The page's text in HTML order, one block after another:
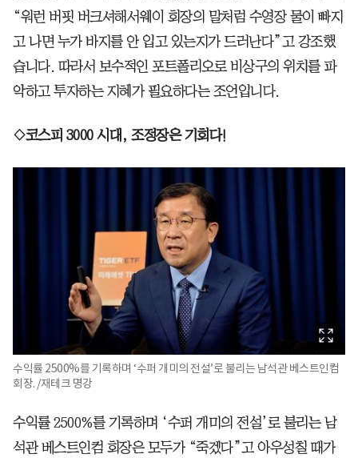
“워런 버핏 버크셔해서웨이 회장의 말처럼 수영장 물이 빠지
고 나면 누가 바지를 안 입고 있는지가 드러난다”고 강조했
습니다. 따라서 보수적인 포트폴리오로 비상구의 위치를 파
악하고 투자하는 지혜가 필요하다는 조언입니다.
◇코스피 3000 시대, 조정장은 기회다!
수익률 2500%를 기록하며 ‘수퍼 개미의 전설’로 불리는 남석관 베스트인컴
회장. /재테크 명강
수익률 2500%를 기록하며 ‘수퍼 개미의 전설’로 불리는 남
석관 베스트인컴 회장은 모두가 “죽겠다”고 아우성칠 때가